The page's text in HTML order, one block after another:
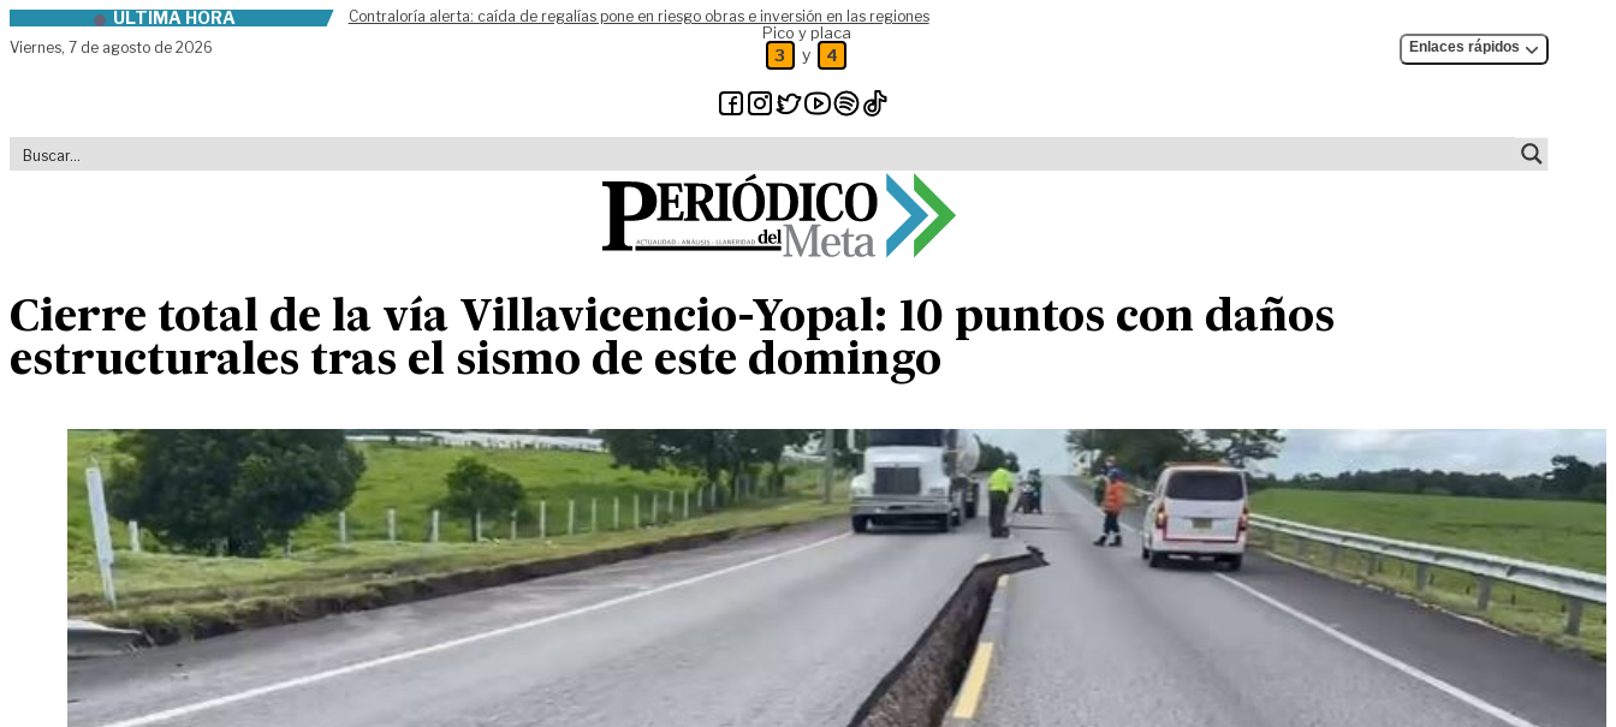
Skip to contentÚLTIMA HORA
Contraloría alerta: caída de regalías pone en riesgo obras e inversión en las regiones
Viernes, 7 de agosto de 2026
Pico y placa
3 y 4 Enlaces rápidos
Cierre total de la vía Villavicencio-Yopal: 10 puntos con daños
estructurales tras el sismo de este domingo